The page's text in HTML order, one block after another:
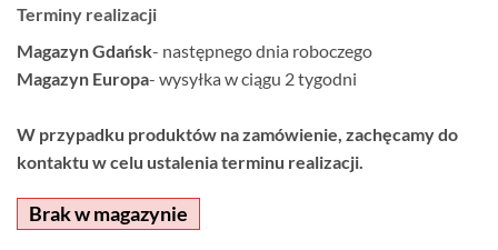
Terminy realizacji
Magazyn Gdańsk- następnego dnia roboczego
Magazyn Europa- wysyłka w ciągu 2 tygodni
W przypadku produktów na zamówienie, zachęcamy do
kontaktu w celu ustalenia terminu realizacji.
Brak w magazynie